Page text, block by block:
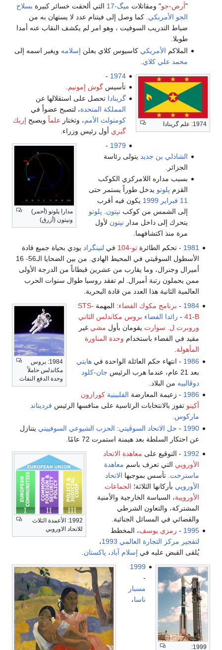
"أرض-جو" ومقاتلات ميگ-17 التي ألحقت خسائر كبيرة بسلاح
الجو الأمريكي. كما وصل إلى فيتنام عدد لا يستهان به من
ضباط التدريب السوفيت ، وهو امر لم يكشف النقاب عنه أمدا
طويلا.
الملاكم الأمريكي كاسيوس كلاي يعلن إسلامه ويغير اسمه إلى
محمد علي كلاي
1974: علم گرينادا
1974
-
تأسيس گوش إمونيم
گرينادا تحصل على استقلالها عن
المملكة المتحدة، لتصبح عضواً في
كومنولث الأمم، وتختار علماً ويصبح إريك
گيري أول رئيس وزراء.
مدارا پلوتو (أحمر)
ونپتون (أزرق)
1979
-
الشاذلي بن جديد يتولى رئاسة
الجزائر.
بسبب مداره اللامركزي الكوكب
القزم پلوتو يدخل طوراً يستمر حتى
11 فبراير
1999 يكون فيه أقرب
إلى الشمس من كوكب نپتون. پلوتو
يتحرك إلى داخل مدار نپتون لأول
مرة منذ اكتشافهما.
1981 - تحكم الطائرةتو-104 في لنينگراد يودي بحياة جميع قادة
الأسطول السوڤيتي في المحيط الهادي. من بين الضحايا الـ56- 16
أميرال وجنرال، وما يقارب من عشرين قبطاناً من الدرجة الأولى
ممن يحملون رتبة أميرال. لم تفقد روسيا طوال سنوات الحرب
العالمية الثانية هذا العدد من قادة البحرية.
1984: بروس
مكاندلس حاملاً
وحدة الدفع النفاث
1984
- برنامج مكوك الفضاء: المهمة STS-
41-B
- رائدا الفضاء بروس مكاندلس الثاني
وروبرت ل. سوارت يقومان بأول مشي غير
مقيد في الفضاء باستخدام وحدة المناورة
المأهولة.
1986 - انتهاء حكم العائلة الواحدة فيهايتي
بعد 21 عام، عندما هرب الرئيس
جان-كلود
دوڤالييه من البلاد.
1986 - زعيمة المعارضة الفلبينية كورازون
أكينو تفوز بالانتخابات الرئاسية على منافسها الرئيس فرديناند
ماركوس.
1990
- حل الاتحاد السوڤيتي: الحزب الشيوعي السوفييتي يتنازل
عن احتكار السلطة بعد هيمنة استمرت 72 عامًا.
1992: الأعمدة الثلاث
للاتحاد الاوروبي
1992 - التوقيع على معاهدة الاتحاد
الأوروپي التي تعرف باسم معاهدة
ماسترخت . تأسس بموجبها الاتحاد
الأوروپي بأركانها الثلاثة؛ الجماعات
الأوروپية، السياسة الخارجية والأمنية
المشتركة، والتعاون الشرطي
والقضائي في المسائل الجنائية.
1995
- رمزي يوسف، المخطط
لتفجير مركز التجارة العالمي 1993
،
يُلقى القبض عليه في إسلام آباد، پاكستان
1999:
1999
-
مسبار
ناسا،